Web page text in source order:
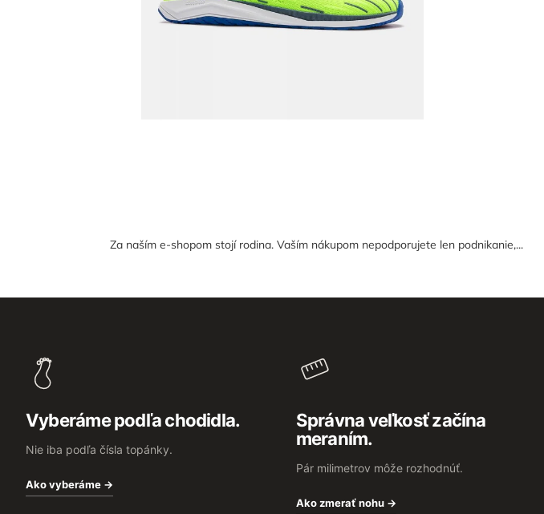
Za naším e-shopom stojí rodina. Vaším nákupom nepodporujete len podnikanie,...
Vyberáme podľa chodidla.
Nie iba podľa čísla topánky.
Ako vyberáme →
Správna veľkosť začína
meraním.
Pár milimetrov môže rozhodnúť.
Ako zmerať nohu →